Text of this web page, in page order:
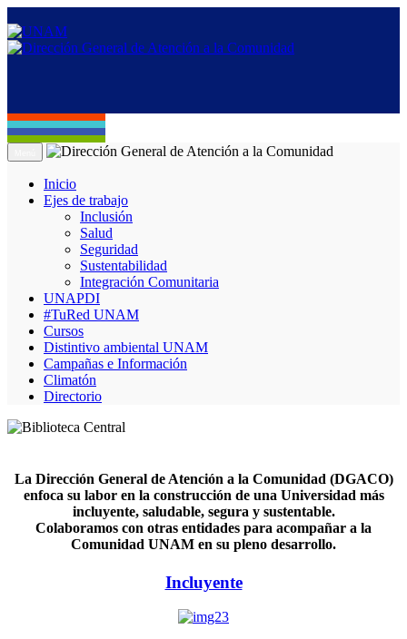
Inicio
Ejes de trabajo
Inclusión
Salud
Seguridad
Sustentabilidad
Integración Comunitaria
UNAPDI
#TuRed UNAM
Cursos
Distintivo ambiental UNAM
Campañas e Información
Climatón
Directorio
La Dirección General de Atención a la Comunidad (DGACO)
enfoca su labor en la construcción de una Universidad más
incluyente, saludable, segura y sustentable.
Colaboramos con otras entidades para acompañar a la
Comunidad UNAM en su pleno desarrollo.
Incluyente